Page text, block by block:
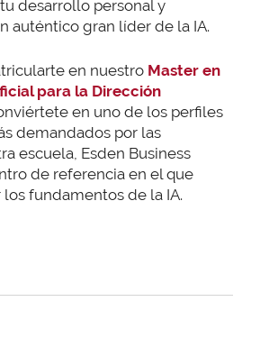
desarrollo personal y
auténtico gran líder de la IA.
en nuestro Master en
para la Dirección
en uno de los perfiles
demandados por las
escuela, Esden Business
de referencia en el que
fundamentos de la IA.